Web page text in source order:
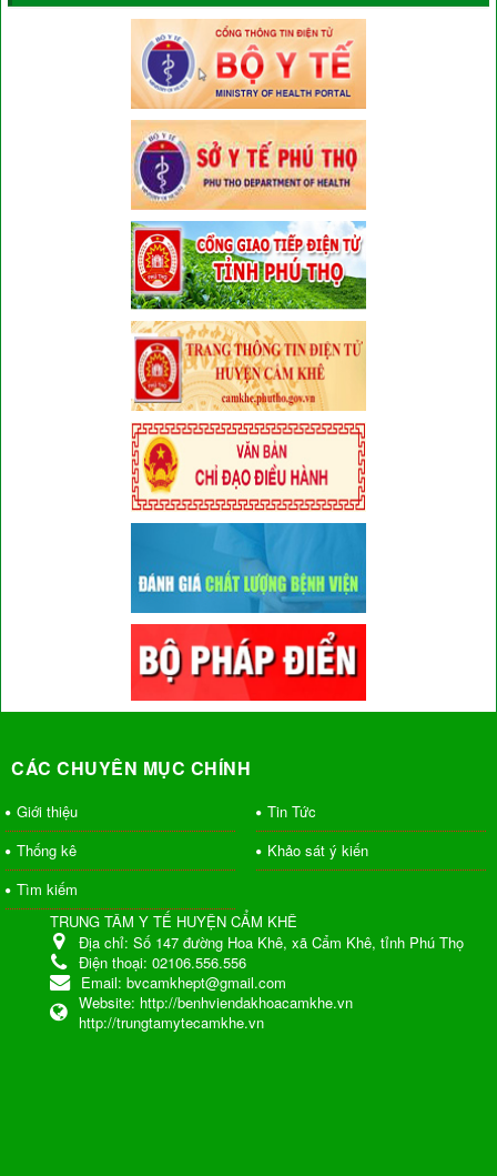
CÁC CHUYÊN MỤC CHÍNH
Giới thiệu
Tin Tức
Thống kê
Khảo sát ý kiến
Tìm kiếm
TRUNG TÂM Y TẾ HUYỆN CẨM KHÊ
Địa chỉ: Số 147 đường Hoa Khê, xã Cẩm Khê, tỉnh Phú Thọ
Điện thoại: 02106.556.556
Email: bvcamkhept@gmail.com
Website: http://benhviendakhoacamkhe.vn
http://trungtamytecamkhe.vn